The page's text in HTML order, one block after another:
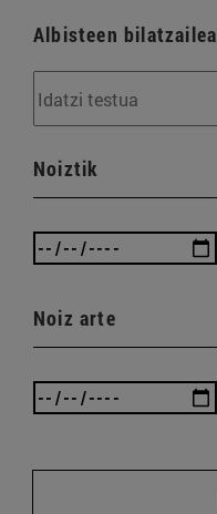
Albisteen bilatzailea
Noiztik
Noiz arte